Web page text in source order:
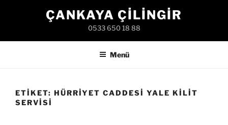
ÇANKAYA ÇILINGIR
0533 650 18 88
Menü
ETIKET: HÜRRIYET CADDESI YALE KILIT
SERVISI